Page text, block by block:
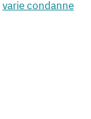
varie condanne